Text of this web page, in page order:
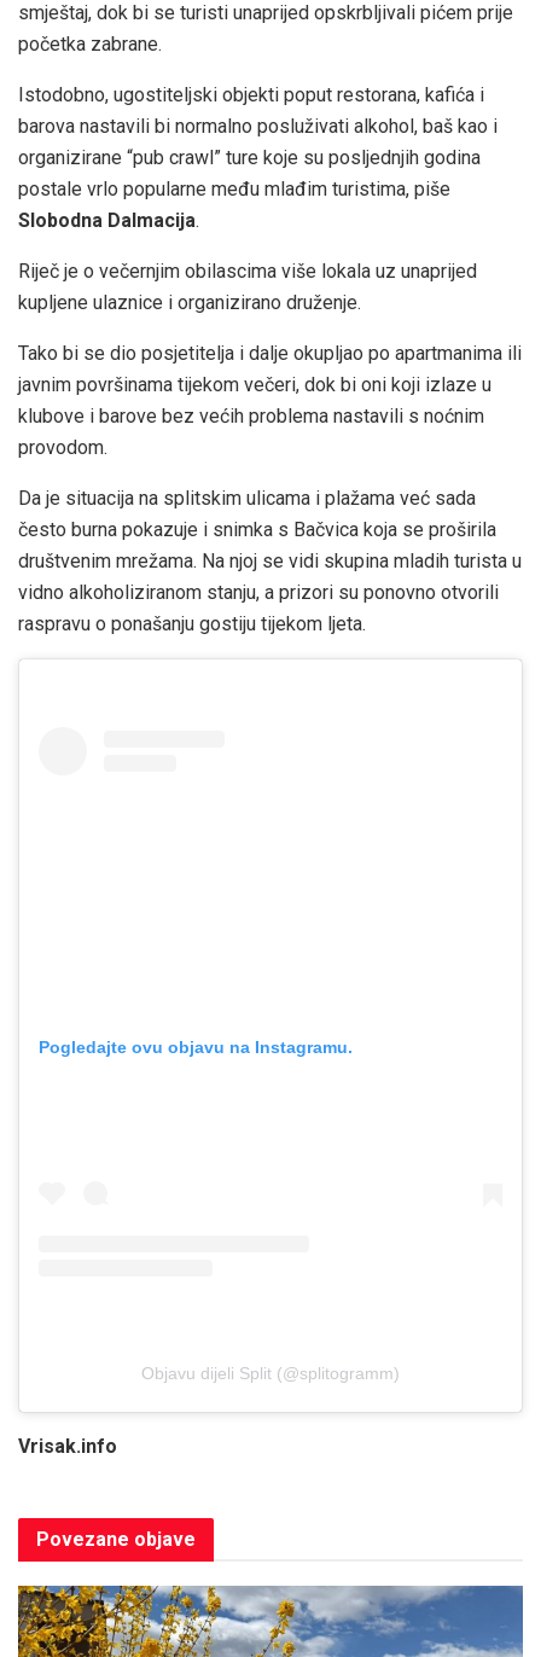
smještaj, dok bi se turisti unaprijed opskrbljivali pićem prije
početka zabrane.
Istodobno, ugostiteljski objekti poput restorana, kafića i
barova nastavili bi normalno posluživati alkohol, baš kao i
organizirane “pub crawl” ture koje su posljednjih godina
postale vrlo popularne među mlađim turistima, piše
Slobodna Dalmacija.
Riječ je o večernjim obilascima više lokala uz unaprijed
kupljene ulaznice i organizirano druženje.
Tako bi se dio posjetitelja i dalje okupljao po apartmanima ili
javnim površinama tijekom večeri, dok bi oni koji izlaze u
klubove i barove bez većih problema nastavili s noćnim
provodom.
Da je situacija na splitskim ulicama i plažama već sada
često burna pokazuje i snimka s Bačvica koja se proširila
društvenim mrežama. Na njoj se vidi skupina mladih turista u
vidno alkoholiziranom stanju, a prizori su ponovno otvorili
raspravu o ponašanju gostiju tijekom ljeta.
Pogledajte ovu objavu na Instagramu.
Objavu dijeli Split (@splitogramm)
Vrisak.info
Povezane objave